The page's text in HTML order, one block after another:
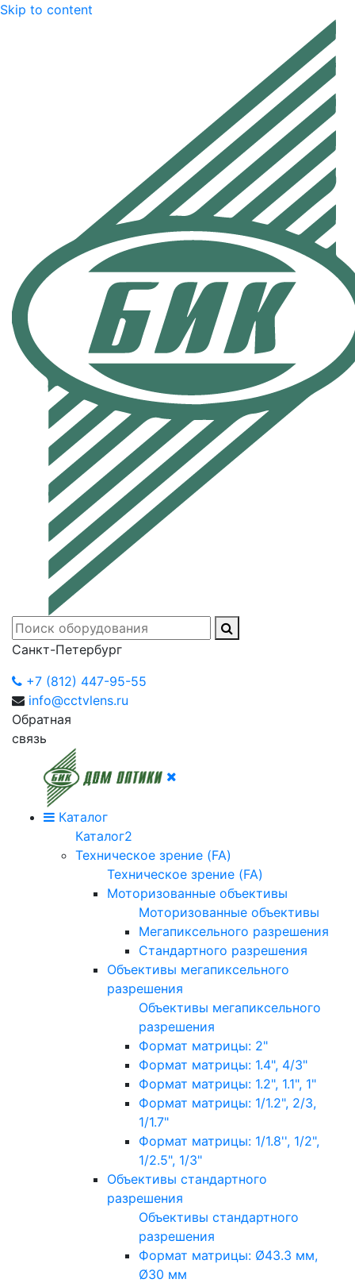
Skip to content
Санкт-Петербург
+7 (812) 447-95-55
info@cctvlens.ru
Обратная
связь
Каталог
Каталог2
Техническое зрение (FA)
Техническое зрение (FA)
Моторизованные объективы
Моторизованные объективы
Мегапиксельного разрешения
Стандартного разрешения
Объективы мегапиксельного
разрешения
Объективы мегапиксельного
разрешения
Формат матрицы: 2"
Формат матрицы: 1.4", 4/3"
Формат матрицы: 1.2", 1.1", 1"
Формат матрицы: 1/1.2", 2/3,
1/1.7"
Формат матрицы: 1/1.8'', 1/2",
1/2.5", 1/3"
Объективы стандартного
разрешения
Объективы стандартного
разрешения
Формат матрицы: Ø43.3 мм,
Ø30 мм